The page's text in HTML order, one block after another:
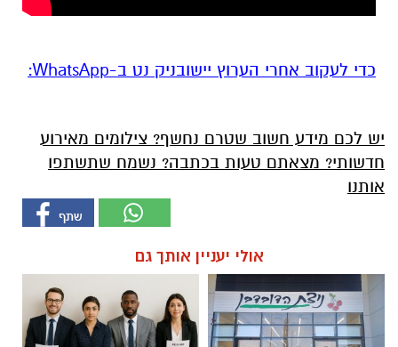
‏כדי לעקוב אחרי הערוץ יישובניק נט ב-WhatsApp:‏‏‏
יש לכם מידע חשוב שטרם נחשף? צילומים מאירוע
חדשותי? מצאתם טעות בכתבה? נשמח שתשתפו
אותנו
אולי יעניין אותך גם